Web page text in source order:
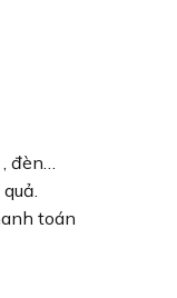
đèn…
toán